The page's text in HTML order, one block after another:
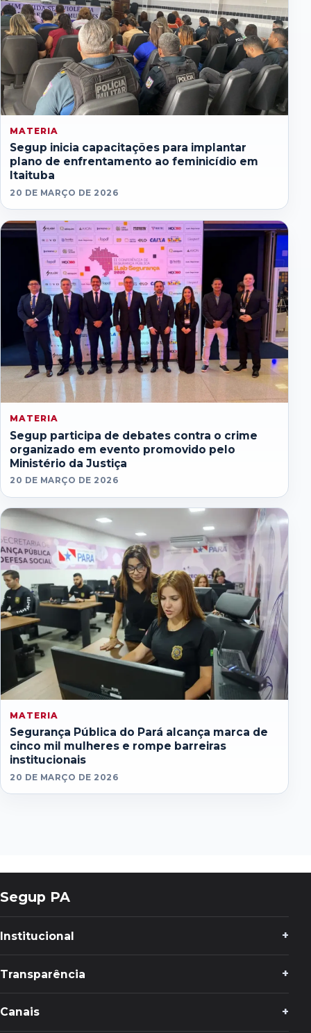
MATERIA
Segup inicia capacitações para implantar
plano de enfrentamento ao feminicídio em
Itaituba
20 DE MARÇO DE 2026
MATERIA
Segup participa de debates contra o crime
organizado em evento promovido pelo
Ministério da Justiça
20 DE MARÇO DE 2026
MATERIA
Segurança Pública do Pará alcança marca de
cinco mil mulheres e rompe barreiras
institucionais
20 DE MARÇO DE 2026
Segup PA
Institucional
Transparência
Canais